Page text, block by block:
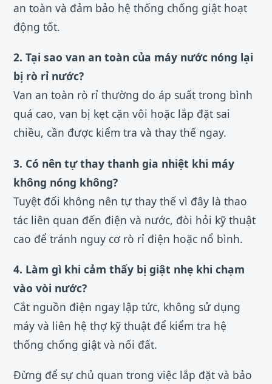
an toàn và đảm bảo hệ thống chống giật hoạt
động tốt.
2. Tại sao van an toàn của máy nước nóng lại
bị rò rỉ nước?
Van an toàn rò rỉ thường do áp suất trong bình
quá cao, van bị kẹt cặn vôi hoặc lắp đặt sai
chiều, cần được kiểm tra và thay thế ngay.
3. Có nên tự thay thanh gia nhiệt khi máy
không nóng không?
Tuyệt đối không nên tự thay thế vì đây là thao
tác liên quan đến điện và nước, đòi hỏi kỹ thuật
cao để tránh nguy cơ rò rỉ điện hoặc nổ bình.
4. Làm gì khi cảm thấy bị giật nhẹ khi chạm
vào vòi nước?
Cắt nguồn điện ngay lập tức, không sử dụng
máy và liên hệ thợ kỹ thuật để kiểm tra hệ
thống chống giật và nối đất.
Đừng để sự chủ quan trong việc lắp đặt và bảo